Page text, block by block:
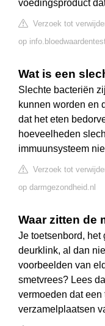
voedingsproduct
Verzoek tot
op
Wat is een
Slechte bacteriën
kunnen worden en
dat het eten
hoeveelheden
immuunsysteem
Verzoek tot
op darmgezondheid.nl
Waar zitten de
Je toetsenbord, het
deurklink, al dan
voorbeelden van
smetvrees? Lees
vermoeden dat
verzamelplaatsen